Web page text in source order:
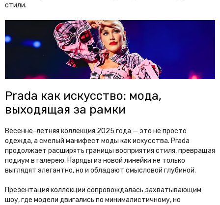
стили.
Prada как искусство: мода,
выходящая за рамки
Весенне-летняя коллекция 2025 года — это не просто
одежда, а смелый манифест моды как искусства. Prada
продолжает расширять границы восприятия стиля, превращая
подиум в галерею. Наряды из новой линейки не только
выглядят элегантно, но и обладают смысловой глубиной.
Презентация коллекции сопровождалась захватывающим
шоу, где модели двигались по минималистичному, но